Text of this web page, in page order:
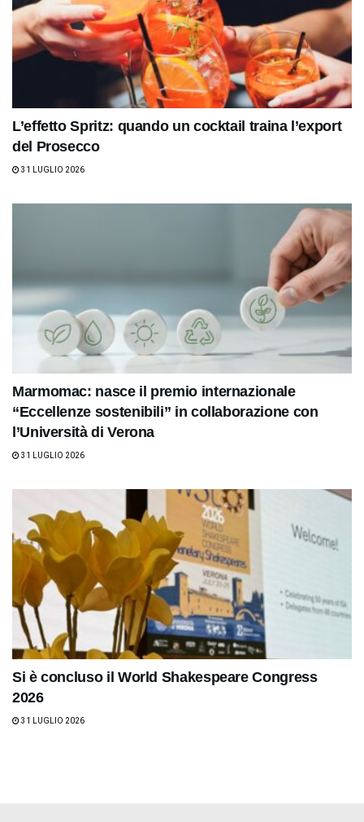
L’effetto Spritz: quando un cocktail traina l’export
del Prosecco
31 LUGLIO 2026
Marmomac: nasce il premio internazionale
“Eccellenze sostenibili” in collaborazione con
l’Università di Verona
31 LUGLIO 2026
Si è concluso il World Shakespeare Congress
2026
31 LUGLIO 2026